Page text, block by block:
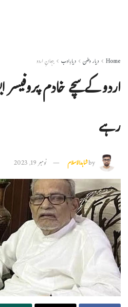
Home دیار وطن دیارِادب جہانِ اردو
اردو کے سچے خادم پروفیسر
رہے
byشاہدالاسلام نومبر 19, 2023